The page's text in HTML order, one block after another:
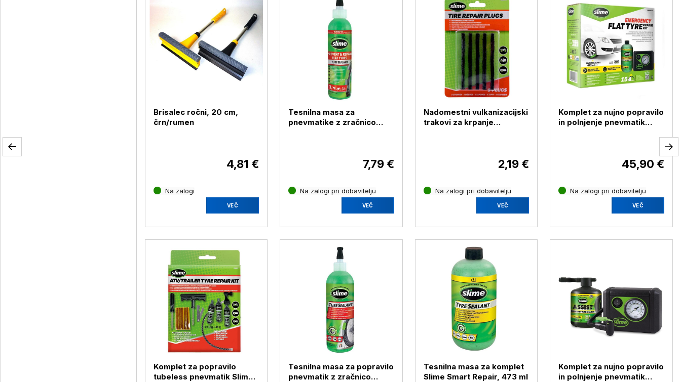
Brisalec ročni, 20 cm,
črn/rumen
4,81 €
Na zalogi
VEČ
Tesnilna masa za
pnevmatike z zračnico
7,79 €
Na zalogi pri dobavitelju
VEČ
Nadomestni vulkanizacijski
trakovi za krpanje
2,19 €
Na zalogi pri dobavitelju
VEČ
Komplet za nujno popravilo
in polnjenje pnevmatik
45,90 €
Na zalogi pri dobavitelju
VEČ
Komplet za popravilo
tubeless pnevmatik Slime,
Tesnilna masa za popravilo
pnevmatik z zračnico
Tesnilna masa za komplet
Slime Smart Repair, 473 ml
Komplet za nujno popravilo
in polnjenje pnevmatik